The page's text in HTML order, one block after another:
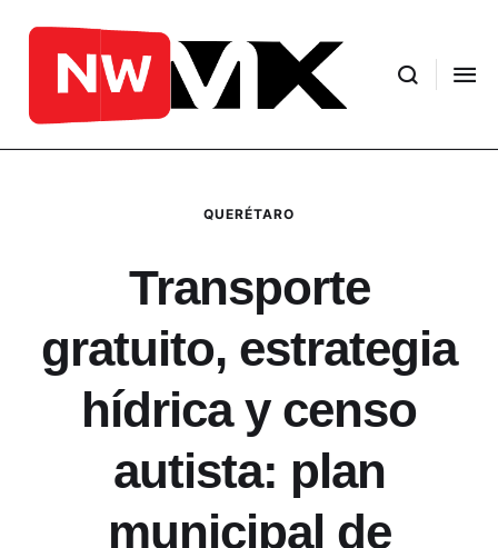
QUERÉTARO
Transporte
gratuito, estrategia
hídrica y censo
autista: plan
municipal de